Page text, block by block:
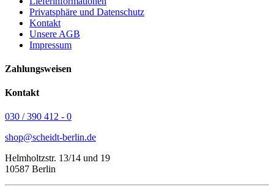
Privatsphäre und Datenschutz
Kontakt
Unsere AGB
Impressum
Zahlungsweisen
Kontakt
030 / 390 412 - 0
shop@scheidt-berlin.de
Helmholtzstr. 13/14 und 19
10587 Berlin